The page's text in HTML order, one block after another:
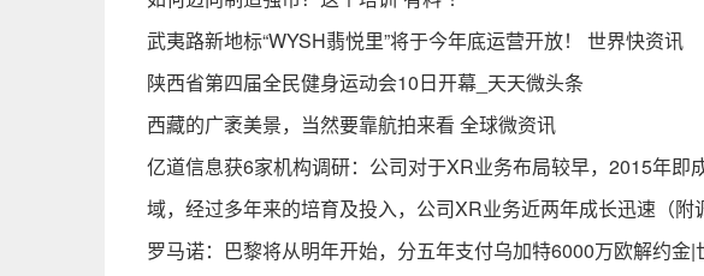
武夷路新地标“WYSH翡悦里”将于今年底运营开放！ 世界快资讯
陕西省第四届全民健身运动会10日开幕_天天微头条
西藏的广袤美景，当然要靠航拍来看 全球微资讯
亿道信息获6家机构调研：公司对于XR业务布局较早，2015年即
域，经过多年来的培育及投入，公司XR业务近两年成长迅速（附
罗马诺：巴黎将从明年开始，分五年支付乌加特6000万欧解约金|